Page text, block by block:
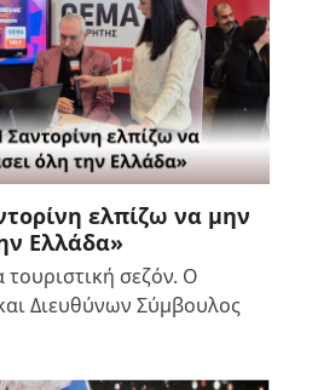
ελπίζω να μην
Ελλάδα»
τουριστική σεζόν. Ο
Διευθύνων Σύμβουλος